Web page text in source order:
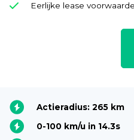
Eerlijke lease
Actieradius: 265 km
0-100 km/u in 14.3s